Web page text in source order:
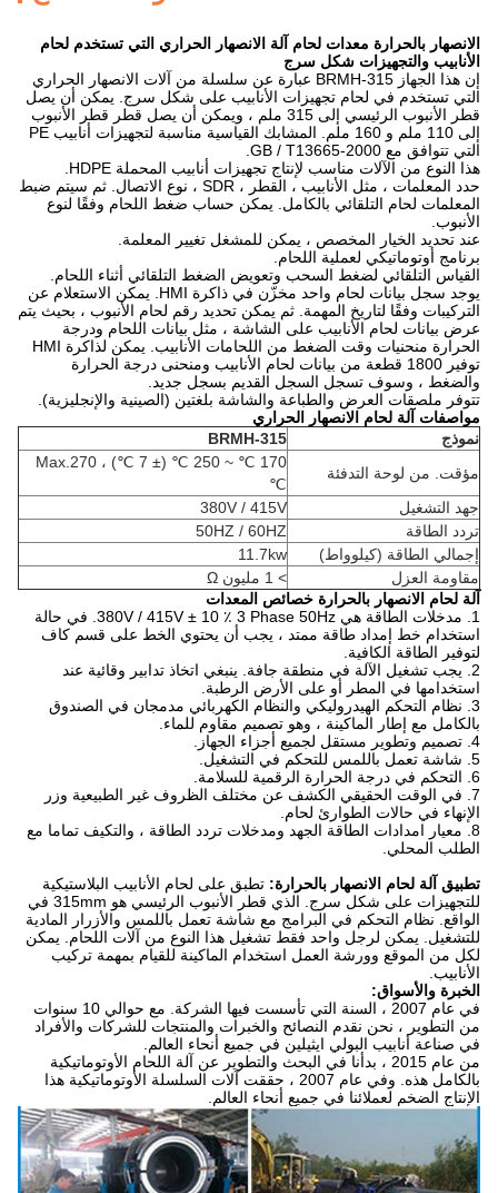
الانصهار بالحرارة معدات لحام آلة الانصهار الحراري التي تستخدم لحام
الأنابيب والتجهيزات شكل سرج
إن هذا الجهاز BRMH-315 عبارة عن سلسلة من آلات الانصهار الحراري
التي تستخدم في لحام تجهيزات الأنابيب على شكل سرج. يمكن أن يصل
قطر الأنبوب الرئيسي إلى 315 ملم ، ويمكن أن يصل قطر قطر الأنبوب
إلى 110 ملم و 160 ملم. المشابك القياسية مناسبة لتجهيزات أنابيب PE
التي تتوافق مع GB / T13665-2000.
هذا النوع من الآلات مناسب لإنتاج تجهيزات أنابيب المحملة HDPE.
حدد المعلمات ، مثل الأنابيب ، القطر ، SDR ، نوع الاتصال. ثم سيتم ضبط
المعلمات لحام التلقائي بالكامل. يمكن حساب ضغط اللحام وفقًا لنوع
الأنبوب.
عند تحديد الخيار المخصص ، يمكن للمشغل تغيير المعلمة.
برنامج أوتوماتيكي لعملية اللحام.
القياس التلقائي لضغط السحب وتعويض الضغط التلقائي أثناء اللحام.
يوجد سجل بيانات لحام واحد مخزّن في ذاكرة HMI. يمكن الاستعلام عن
التركيبات وفقًا لتاريخ المهمة. ثم يمكن تحديد رقم لحام الأنبوب ، بحيث يتم
عرض بيانات لحام الأنابيب على الشاشة ، مثل بيانات اللحام ودرجة
الحرارة منحنيات وقت الضغط من اللحامات الأنابيب. يمكن لذاكرة HMI
توفير 1800 قطعة من بيانات لحام الأنابيب ومنحنى درجة الحرارة
والضغط ، وسوف تسجل السجل القديم بسجل جديد.
تتوفر ملصقات العرض والطباعة والشاشة بلغتين (الصينية والإنجليزية).
مواصفات آلة لحام الانصهار الحراري
نموذج
BRMH-315
مؤقت. من لوحة التدفئة
170 ℃ ~ 250 ℃ (± 7 ℃) ، Max.270
℃
جهد التشغيل
380V / 415V
تردد الطاقة
50HZ / 60HZ
إجمالي الطاقة (كيلوواط)
11.7kw
مقاومة العزل
> 1 مليون Ω
آلة لحام الانصهار بالحرارة خصائص المعدات
1. مدخلات الطاقة هي 380V / 415V ± 10 ٪ 3 Phase 50Hz. في حالة
استخدام خط إمداد طاقة ممتد ، يجب أن يحتوي الخط على قسم كاف
لتوفير الطاقة الكافية.
2. يجب تشغيل الآلة في منطقة جافة. ينبغي اتخاذ تدابير وقائية عند
استخدامها في المطر أو على الأرض الرطبة.
3. نظام التحكم الهيدروليكي والنظام الكهربائي مدمجان في الصندوق
بالكامل مع إطار الماكينة ، وهو تصميم مقاوم للماء.
4. تصميم وتطوير مستقل لجميع أجزاء الجهاز.
5. شاشة تعمل باللمس للتحكم في التشغيل.
6. التحكم في درجة الحرارة الرقمية للسلامة.
7. في الوقت الحقيقي الكشف عن مختلف الظروف غير الطبيعية وزر
الإنهاء في حالات الطوارئ لحام.
8. معيار امدادات الطاقة الجهد ومدخلات تردد الطاقة ، والتكيف تماما مع
الطلب المحلي.
تطبيق آلة لحام الانصهار بالحرارة: تطبق على لحام الأنابيب البلاستيكية
للتجهيزات على شكل سرج. الذي قطر الأنبوب الرئيسي هو 315mm في
الواقع. نظام التحكم في البرامج مع شاشة تعمل باللمس والأزرار المادية
للتشغيل. يمكن لرجل واحد فقط تشغيل هذا النوع من آلات اللحام. يمكن
لكل من الموقع وورشة العمل استخدام الماكينة للقيام بمهمة تركيب
الأنابيب.
الخبرة والأسواق:
في عام 2007 ، السنة التي تأسست فيها الشركة. مع حوالي 10 سنوات
من التطوير ، نحن نقدم النصائح والخبرات والمنتجات للشركات والأفراد
في صناعة أنابيب البولي ايثيلين في جميع أنحاء العالم.
من عام 2015 ، بدأنا في البحث والتطوير عن آلة اللحام الأوتوماتيكية
بالكامل هذه. وفي عام 2007 ، حققت آلات السلسلة الأوتوماتيكية هذا
الإنتاج الضخم لعملائنا في جميع أنحاء العالم.